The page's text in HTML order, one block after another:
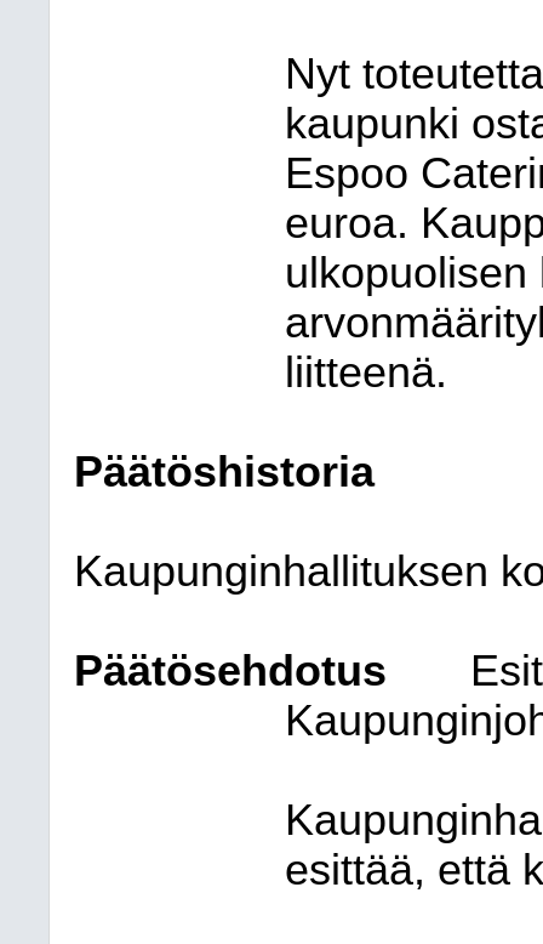
Nyt
kaupunki
Espoo
euroa.
ulkopuolisen
liitteenä.
Päätöshistoria
Kaupunginhallituksen
Päätösehdotus
esittää, että